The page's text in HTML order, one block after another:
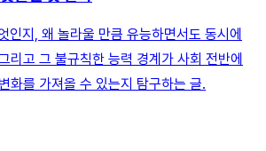
지, 왜 놀라울 만큼 유능하면서도 동시에
리고 그 불규칙한 능력 경계가 사회 전반에
화를 가져올 수 있는지 탐구하는 글.